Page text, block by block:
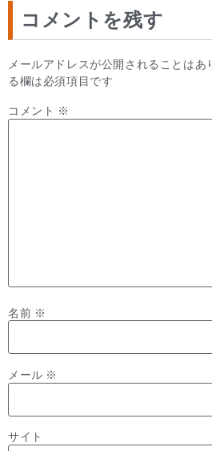
コメントを残す
メールアドレスが公開されることはあ
る欄は必須項目です
コメント ※
名前 ※
メール ※
サイト